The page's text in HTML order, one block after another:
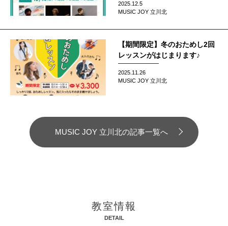
2025.12.5
MUSIC JOY 立川北
【期間限定】冬のおためし2回
レッスンがはじまります♪
2025.11.26
MUSIC JOY 立川北
MUSIC JOY 立川北の記事一覧へ
教室情報
DETAIL